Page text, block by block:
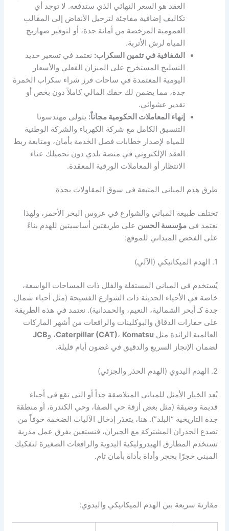
العقد هو السعر النهائي الذي ستدفعه. لا توجد أي
تكاليف إضافية مفاجئة لترحيل الأنقاض إلى المقالب
العمومية المرخصة من أمانة جدة، أو لتوفير صهاريج
المياه لرش الأتربة.
الشفافية في تثمين السكراب: نعتمد في تسعير حديد
التسليح المستخرج على الميزان الفعلي والأسعار
اليومية المعتمدة في ساحات فرز شراء سكراب الخمرة
جدة، مما يضمن لك حقك المالي كاملاً دون بخص أو
تقدير عشوائي.
إنهاء المعاملات الحكومية مجاناً: يتولى مهندسونا
التنسيق الكامل مع شركة الكهرباء والشركة الوطنية
للمياه لإصدار خطابات فصل الخدمة بأمان، ومتابعة ربط
العقد الإلكتروني في منصة بلدي دون تحميلك عناء
الانتظار أو المعاملات الورقية المعقدة.
طرق هدم المباني المتبعة في سوق المقاولات بجدة
تختلف طبيعة المباني والشوارع في عروس البحر الأحمر، ولهذا
نعتمد فيمؤسسة الحسن على طريقتين أساسيتين للهدم بناءً
على الفحص الميداني للموقع:
1. الهدم الميكانيكي (الآلي)
يُستخدم في المباني المستقلة والفلل ذات المساحات الواسعة،
خاصة في الأحياء الحديثة ذات الشوارع الفسيحة (مثل أحياء شمال
جدة كـ أبحر الشمالية، النعيم، والحمدانية). نعتمد في هذه الطريقة
على حفارات الدقاق والبوكلينات والرافعات من أشهر الماركات
العالمية الرائدة مثل
Caterpillar (CAT)، Komatsu ، وJCB
لضمان الإنجاز السريع والدقيق في غضون أيام قليلة.
2. الهدم اليدوي (الهدم الحذر والجزئي)
يُعد الخيار الأمثل للمباني المتلاصقة جداً أو التي تقع في أحياء
قديمة وضيقة (مثل بعض أزقة حي الصفا، وحي الكندرة، أو منطقة
جدة التاريخية “البلد”). هنا، يتعذر إدخال الآليات الضخمة خوفاً من
تصدع الجدران المشتركة مع الجيران، فنستعين بفرق عمل مدربة
تستخدم المطارق الهيدروليكية اليدوية والرافعات الصغيرة لتفكيك
المبنى حجرًا بحجر وأداة بأداة بأمان تام.
مقارنة سريعة بين الهدم الميكانيكي واليدوي: